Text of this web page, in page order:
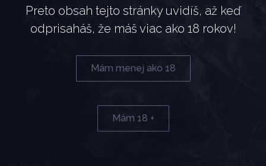
5 cl Nicolaus Chocolate Vodka
10 cl Franklin & Sons Natural Indian Tonic
Garnish: čokoláda, pomarančová kôra
Preto obsah tejto stránky uvidíš, až keď
odprisaháš, že máš viac ako 18 rokov!
Mám menej ako 18
Mám 18 +